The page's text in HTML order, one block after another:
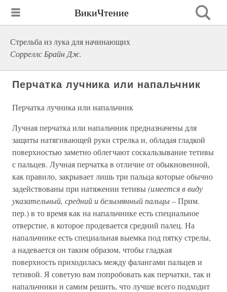
ВикиЧтение
Стрельба из лука для начинающих
Сорреллс Брайн Дж.
Перчатка лучника или напальчник
Перчатка лучника или напальчник
Лучная перчатка или напальчник предназначены для
защиты натягивающей руки стрелка и, обладая гладкой
поверхностью заметно облегчают соскальзывание тетивы
с пальцев. Лучная перчатка в отличие от обыкновенной,
как правило, закрывает лишь три пальца которые обычно
задействованы при натяжении тетивы(имеется в виду
указательный, средний и безымянный пальцы –Прим.
пер.) в то время как на напальчнике есть специальное
отверстие, в которое продевается средний палец. На
напальчнике есть специальная выемка под пятку стрелы,
а надевается он таким образом, чтобы гладкая
поверхность приходилась между фалангами пальцев и
тетивой. Я советую вам попробовать как перчатки, так и
напальчники и самим решить, что лучше всего подходит